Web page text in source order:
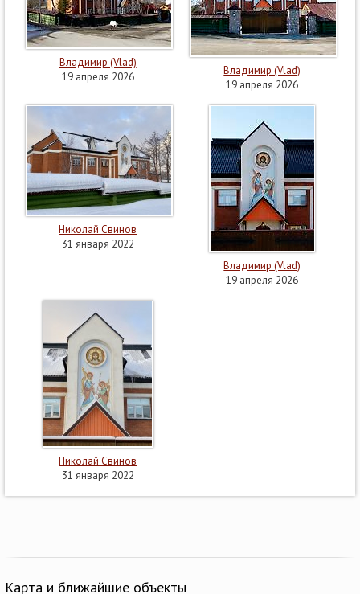
Владимир (Vlad)
19 апреля 2026
Владимир (Vlad)
19 апреля 2026
Николай Свинов
31 января 2022
Владимир (Vlad)
19 апреля 2026
Николай Свинов
31 января 2022
Карта и ближайшие объекты